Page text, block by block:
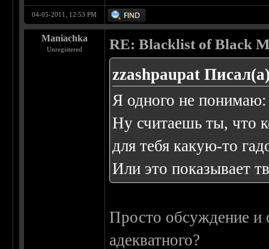
04-05-2011, 12:53 PM
Maniachka
Unregistered RE: Blacklist of Black
zzashpaupat
Я одного не понимаю:
Ну считаешь ты, что
для тебя какую-то
Или это показывает
Просто обсуждение и
адекватного?